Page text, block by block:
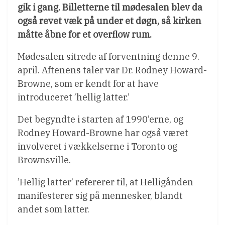
gik i gang. Billetterne til mødesalen blev da
også revet væk på under et døgn, så kirken
måtte åbne for et overflow rum.
Mødesalen sitrede af forventning denne 9.
april. Aftenens taler var Dr. Rodney Howard-
Browne, som er kendt for at have
introduceret ’hellig latter.’
Det begyndte i starten af 1990’erne, og
Rodney Howard-Browne har også været
involveret i vækkelserne i Toronto og
Brownsville.
’Hellig latter’ refererer til, at Helligånden
manifesterer sig på mennesker, blandt
andet som latter.